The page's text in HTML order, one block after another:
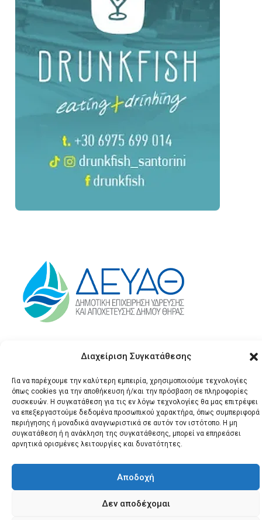
Διαχείριση Συγκατάθεσης
Για να παρέχουμε την καλύτερη εμπειρία, χρησιμοποιούμε τεχνολογίες
όπως cookies για την αποθήκευση ή/και την πρόσβαση σε πληροφορίες
συσκευών. Η συγκατάθεση για τις εν λόγω τεχνολογίες θα μας επιτρέψει
να επεξεργαστούμε δεδομένα προσωπικού χαρακτήρα, όπως συμπεριφορά
περιήγησης ή μοναδικά αναγνωριστικά σε αυτόν τον ιστότοπο. Η μη
συγκατάθεση ή η ανάκληση της συγκατάθεσης, μπορεί να επηρεάσει
αρνητικά ορισμένες λειτουργίες και δυνατότητες.
Αποδοχή
Δεν αποδέχομαι
© 2026 Santonews - Όλα
τα δικαιώματα